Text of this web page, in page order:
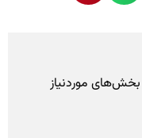
بخش‌های موردنیاز